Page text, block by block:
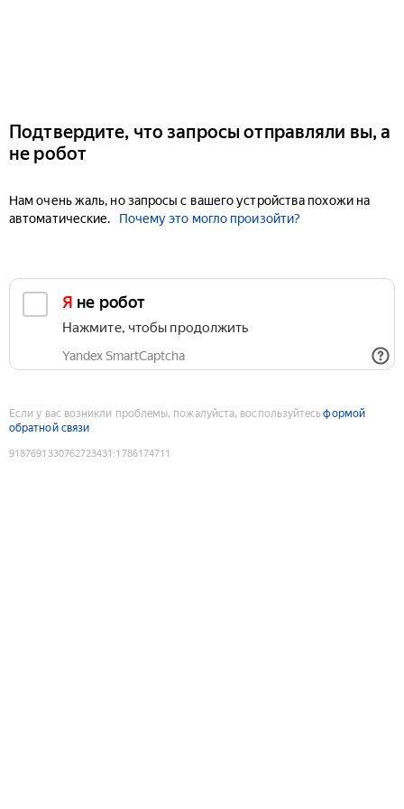
Подтвердите, что запросы отправляли вы, а
не робот
Нам очень жаль, но запросы с вашего устройства похожи на
автоматические.
Почему это могло произойти?
Я не робот
Нажмите, чтобы продолжить
Yandex SmartCaptcha
Если у вас возникли проблемы, пожалуйста, воспользуйтесьформой
обратной связи
9187691330762723431 :1786174711